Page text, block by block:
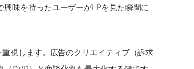
味を持ったユーザーがLPを見た瞬間に
視します。広告のクリエイティブ（訴求